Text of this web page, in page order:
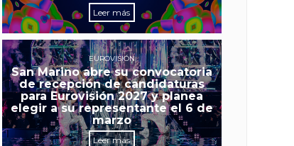
Leer más
EUROVISIÓN
San Marino abre su convocatoria
de recepción de candidaturas
para Eurovisión 2027 y planea
elegir a su representante el 6 de
marzo
Leer más